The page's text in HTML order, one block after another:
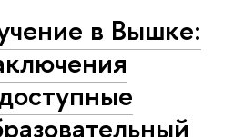
в Вышке: